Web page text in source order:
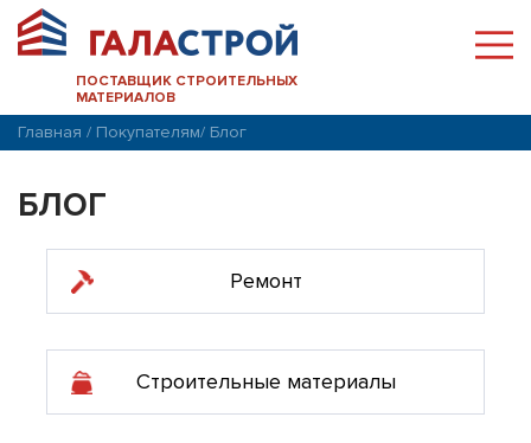
ПОСТАВЩИК СТРОИТЕЛЬНЫХ
МАТЕРИАЛОВ
Главная / Покупателям/ Блог
БЛОГ
Ремонт
Строительные материалы